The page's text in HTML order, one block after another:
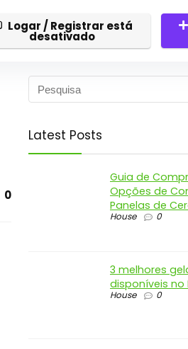
Logar / Registrar está
desativado
0
Latest Posts
Guia de
Opções de
Panelas de
House 0
3 melhores
disponíveis no
House 0